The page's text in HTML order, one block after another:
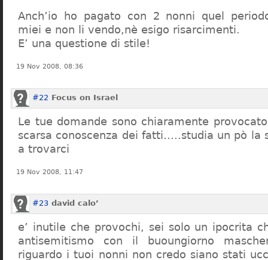
Anch’io ho pagato con 2 nonni quel
miei e non li vendo,nè esigo risarcimenti.
E’ una questione di stile!
19 Nov 2008, 08:36
#22 Focus on Israel
Le tue domande sono chiaramente
scarsa conoscenza dei fatti…..studia un pò la
a trovarci
19 Nov 2008, 11:47
#23 david calo’
e’ inutile che provochi, sei solo un ipocrita
antisemitismo con il buoungiorno
riguardo i tuoi nonni non credo siano stati